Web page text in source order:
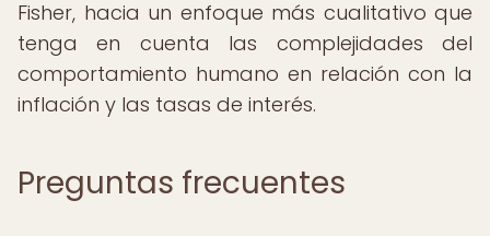
Fisher, hacia un enfoque más cualitativo que
tenga en cuenta las complejidades del
comportamiento humano en relación con la
inflación y las tasas de interés.
Preguntas frecuentes